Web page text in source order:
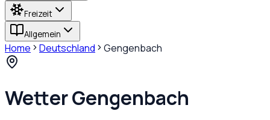
Freizeit
Allgemein
Home Deutschland Gengenbach
WetterGengenbach